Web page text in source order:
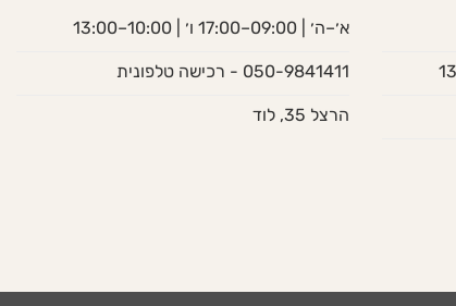
א׳–ה׳ | 09:00–17:00 ו׳ | 10:00–13:00
050-9841411 - רכישה טלפונית
הרצל 35, לוד